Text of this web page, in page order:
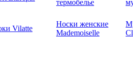
термобелье
Vilatte
Носки женские
Mademoiselle